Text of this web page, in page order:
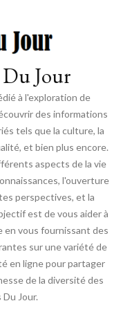
Jour
à l'exploration de
des informations
tels que la culture, la
et bien plus encore.
aspects de la vie
l'ouverture
perspectives, et la
est de vous aider à
vous fournissant des
sur une variété de
en ligne pour partager
de la diversité des
Jour.